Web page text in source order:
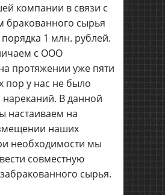
компании в связи с
бракованного сырья
порядка 1 млн. рублей.
с ООО
протяжении уже пяти
пор у нас не было
В данной
настаиваем на
наших
необходимости мы
совместную
сырья.